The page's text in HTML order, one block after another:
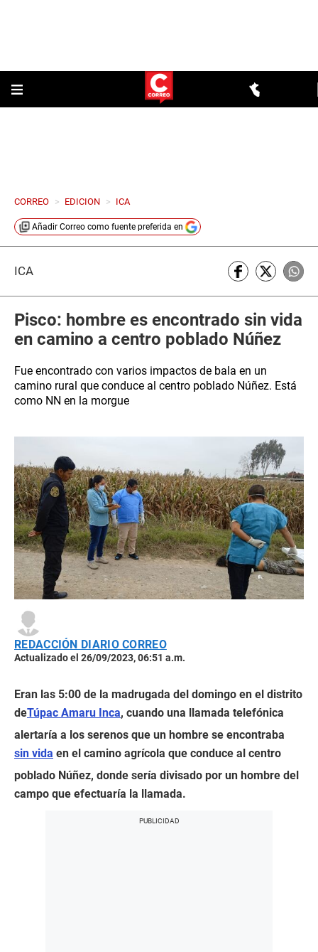
CORREO > EDICION > ICA
Añadir Correo como fuente preferida en
ICA
Pisco: hombre es encontrado sin vida
en camino a centro poblado Núñez
Fue encontrado con varios impactos de bala en un
camino rural que conduce al centro poblado Núñez. Está
como NN en la morgue
REDACCIÓN DIARIO CORREO
Actualizado el 26/09/2023, 06:51 a.m.
Eran las 5:00 de la madrugada del domingo en el distrito
deTúpac Amaru Inca, cuando una llamada telefónica
alertaría a los serenos que un hombre se encontraba
sin vida en el camino agrícola que conduce al centro
poblado Núñez, donde sería divisado por un hombre del
campo que efectuaría la llamada.